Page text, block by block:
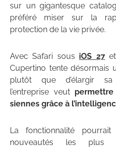
sur un gigantesque
préféré miser sur la
protection de la vie privée.
Avec Safari sous iOS 27et
Cupertino tente désormais
plutôt que d’élargir sa
l’entreprise veut
siennes grâce à
La fonctionnalité
nouveautés les plus